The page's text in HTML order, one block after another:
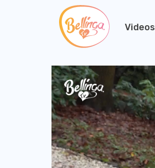
Videos